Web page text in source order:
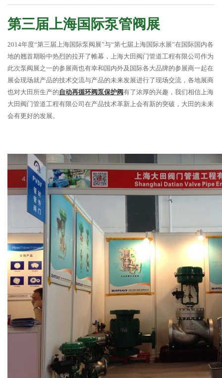
第三届上海国际泵管阀展
2014年度“第三届上海国际泵阀展”与“第七届上海国际水展”在国际国内各
地的翘首期盼中热烈的拉开了帷幕，上海大田阀门管道工程有限公司作为
此次泵阀展之一的参展商也有幸和国内外及国际各大品牌的参展商一起在
展会现场就产品的技术交流与产品的未来发展进行了现场交流，各地展商
也对大田所生产的自动再循环阀泵保护阀有了浓厚的兴趣，我们相信上海
大田阀门管道工程有限公司在产品技术革新上会有新的突破，大田的未来
会有更好的发展。